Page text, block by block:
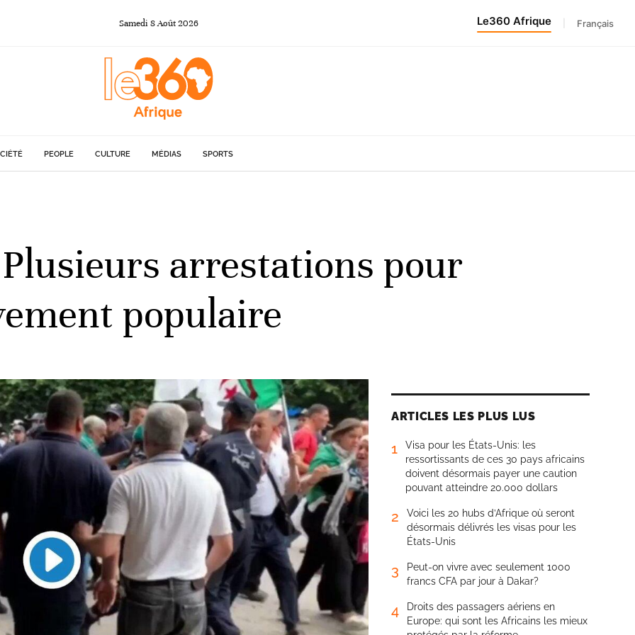
Samedi 8Août2026 Le360 Afrique Français
PEOPLE CULTURE MÉDIAS SPORTS
arrestations pour
populaire
ARTICLES LES PLUS LUS
1
Visa pour les États-Unis: les
ressortissants de ces 30 pays africains
doivent désormais payer une caution
pouvant atteindre 20.000 dollars
2
Voici les 20 hubs d’Afrique où seront
désormais délivrés les visas pour les
États-Unis
3
Peut-on vivre avec seulement 1000
francs CFA par jour à Dakar?
4
Droits des passagers aériens en
Europe: qui sont les Africains les mieux